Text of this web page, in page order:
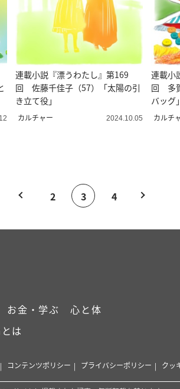
連載小説『漂うわたし』第169
回 佐藤千佳子（57）「太陽の引
き立て役」
カルチャー 2024.10.05
連載小
回 多
バッグ」
カルチ
2 3 4
お金・学ぶ
心と体
は
コンテンツポリシー プライバシーポリシー クッ